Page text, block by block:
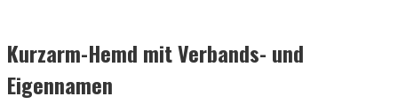
Kurzarm-Hemd mit Verbands- und
Eigennamen